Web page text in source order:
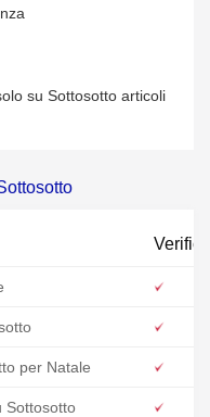
su Sottosotto articoli
per Natale
Sottosotto